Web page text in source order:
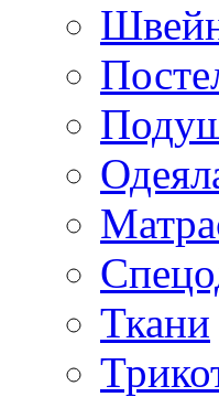
Ткани